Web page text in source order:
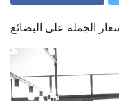
الجملة على البضائع